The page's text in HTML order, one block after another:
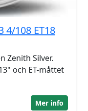
4/108 ET18
Zenith Silver.
och ET-måttet
Mer info